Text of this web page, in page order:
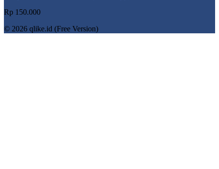
Rp 150.000
© 2026 qlike.id (Free Version)